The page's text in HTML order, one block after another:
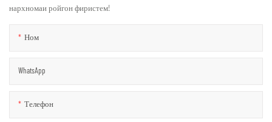
нархномаи ройгон фиристем!
Ном
WhatsApp
Телефон